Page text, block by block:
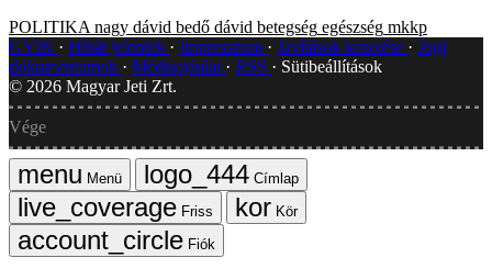
POLITIKA nagy dávid bedő dávid betegség egészség mkkp
GYIK
Hibát jelentek Impresszum Javítások kezelése
Jogi
dokumentumok
Médiaajánlat RSS
Sütibeállítások
© 2026 Magyar Jeti Zrt.
Vége
Menü
Címlap
Friss
Kör
Fiók